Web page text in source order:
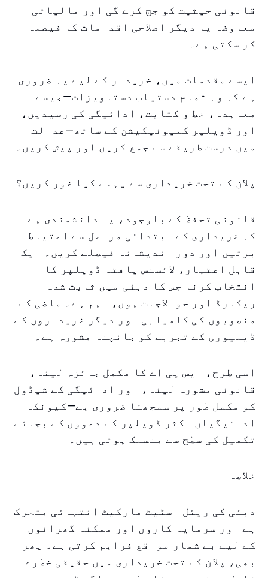
قانونی حیثیت کو جج کرے گی اور مالیاتی
معاوضہ یا دیگر اصلاحی اقدامات کا فیصلہ
کر سکتی ہے۔
ایسے مقدمات میں، خریدار کے لیے یہ ضروری
ہے کہ وہ تمام دستیاب دستاویزات—جیسے
معاہدہ، خط و کتابت، ادائیگی کی رسیدیں،
اور ڈویلپر کمیونیکیشن کے ساتھ—عدالت
میں درست طریقے سے جمع کریں اور پیش کریں۔
پلان کے تحت خریداری سے پہلے کیا غور کریں؟
قانونی تحفظ کے باوجود، یہ دانشمندی ہے
کہ خریداری کے ابتدائی مراحل سے احتیاط
برتیں اور دور اندیشانہ فیصلے کریں۔ ایک
قابل اعتبار، لائسنس یافتہ ڈویلپر کا
انتخاب کرنا جس کا دبئی میں ثابت شدہ
ریکارڈ اور حوالاجات ہوں، اہم ہے۔ ماضی کے
منصوبوں کی کامیابی اور دیگر خریداروں کے
ڈیلیوری کے تجربے کو جانچنا مشورہ ہے۔
اسی طرح، ایس پی اے کا مکمل جائزہ لینا،
قانونی مشورہ لینا، اور ادائیگی کے شیڈول
کو مکمل طور پر سمجھنا ضروری ہے—کیونکہ
ادائیگیاں اکثر ڈویلپر کے دعووں کے بجائے
تکمیل کی سطح سے منسلک ہوتی ہیں۔
خلاصہ
دبئی کی ریئل اسٹیٹ مارکیٹ انتہائی متحرک
ہے اور سرمایہ کاروں اور ممکنہ گھرانوں
کے لیے بے شمار مواقع فراہم کرتی ہے۔ پھر
بھی، پلان کے تحت خریداری میں حقیقی خطرے